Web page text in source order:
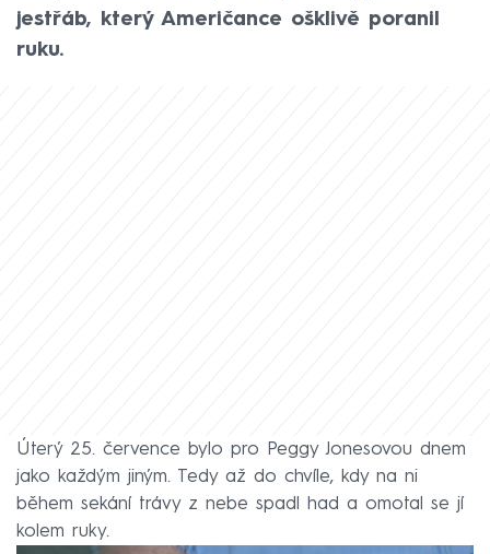
jestřáb, který Američance ošklivě poranil
ruku.
Úterý 25. července bylo pro Peggy Jonesovou dnem
jako každým jiným. Tedy až do chvíle, kdy na ni
během sekání trávy z nebe spadl had a omotal se jí
kolem ruky.